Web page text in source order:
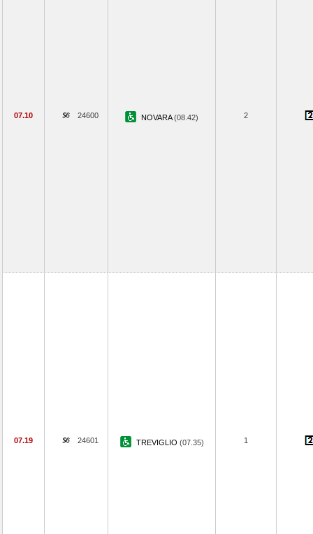
07.10 24600 NOVARA(08.42) 2
07.19 24601 TREVIGLIO (07.35) 1